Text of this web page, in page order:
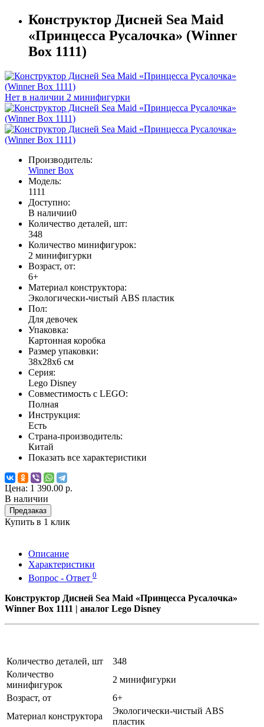
Конструктор Дисней Sea Maid
«Принцесса Русалочка» (Winner
Box 1111)
Нет в наличии 2 минифигурки
Производитель:
Winner Box
Модель:
1111
Доступно:
В наличии0
Количество деталей, шт:
348
Количество минифигурок:
2 минифигурки
Возраст, от:
6+
Материал конструктора:
Экологически-чистый ABS пластик
Пол:
Для девочек
Упаковка:
Картонная коробка
Размер упаковки:
38х28х6 см
Серия:
Lego Disney
Совместимость с LEGO:
Полная
Инструкция:
Есть
Страна-производитель:
Китай
Показать все характеристики
Цена: 1 390.00 р.
В наличии
Предзаказ
Купить в 1 клик
Описание
Характеристики
Вопрос - Ответ 0
Конструктор Дисней Sea Maid «Принцесса Русалочка»
Winner Box 1111 | аналог Lego Disney
Количество деталей, шт
348
Количество
минифигурок
2 минифигурки
Возраст, от
6+
Материал конструктора
Экологически-чистый ABS
пластик